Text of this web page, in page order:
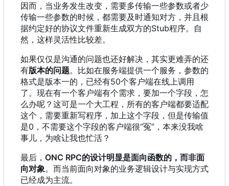
因而 ， 当业务发生改变 ， 需要多传输一些参数或者少
传输一些参数的时候 ， 都需要及时通知对方 ， 并且根
据约定好的协议文件重新生成双方的Stub程序。自
然 ， 这样灵活性比较差。
如果仅仅是沟通的问题也还好解决，其实更难弄的还
有版本的问题。比如在服务端提供一个服务 ， 参数的
格式是版本一的 ， 已经有50个客户端在线上调用
了。现在有一个客户端有个需求 ， 要加一个字段 ， 怎
么办呢 ？ 这可是一个大工程 ， 所有的客户端都要适配
这个 ， 需要重新写程序 ， 加上这个字段 ， 但是传输值
是0 ， 不需要这个字段的客户端很“冤” ， 本来没我啥
事儿 ， 为啥让我也忙活 ？
最后， ONC RPC的设计明显是面向函数的 ， 而非面
向对象。而当前面向对象的业务逻辑设计与实现方式
已经成为主流。